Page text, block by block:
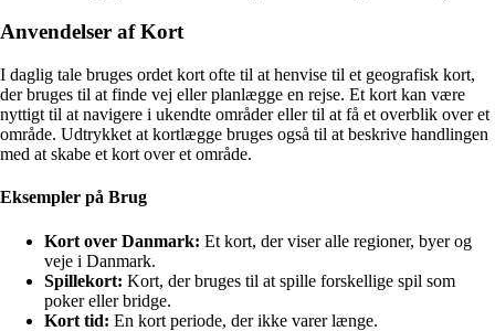
Anvendelser af Kort
I daglig tale bruges ordet kort ofte til at henvise til et geografisk kort,
der bruges til at finde vej eller planlægge en rejse. Et kort kan være
nyttigt til at navigere i ukendte områder eller til at få et overblik over et
område. Udtrykket at kortlægge bruges også til at beskrive handlingen
med at skabe et kort over et område.
Eksempler på Brug
Kort over Danmark: Et kort, der viser alle regioner, byer og
veje i Danmark.
Spillekort: Kort, der bruges til at spille forskellige spil som
poker eller bridge.
Kort tid: En kort periode, der ikke varer længe.